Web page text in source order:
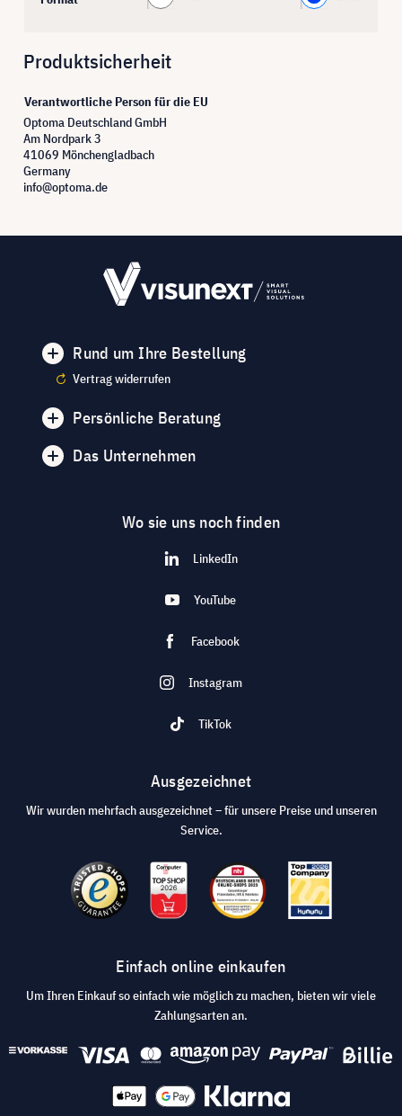
Produktsicherheit
Verantwortliche Person für die EU
Optoma Deutschland GmbH
Am Nordpark 3
41069 Mönchengladbach
Germany
info@optoma.de
Rund um Ihre Bestellung
Vertrag widerrufen
Persönliche Beratung
Das Unternehmen
Wo sie uns noch finden
LinkedIn
YouTube
Facebook
Instagram
TikTok
Ausgezeichnet
Wir wurden mehrfach ausgezeichnet – für unsere Preise und unseren
Service.
Einfach online einkaufen
Um Ihren Einkauf so einfach wie möglich zu machen, bieten wir viele
Zahlungsarten an.